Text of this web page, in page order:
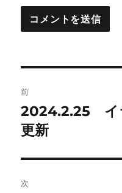
稿
ナ
ビ
ゲ
前
前
の
稿:
2024.2.25 イ
更新
次